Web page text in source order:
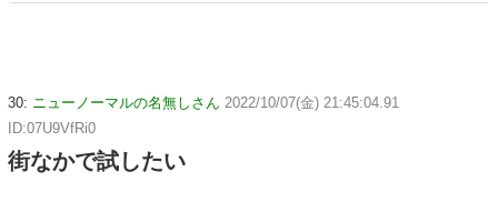
30: ニューノーマルの名無しさん 2022/10/07(金) 21:45:04.91
ID:07U9VfRi0
街なかで試したい